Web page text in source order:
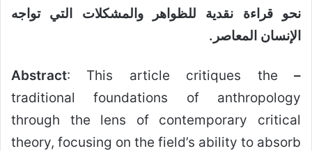
نحو قراءة نقدية للظواهر والمشكلات التي تواجه
الإنسان المعاصر .
–
Abstract: This article critiques the
traditional foundations of anthropology
through the lens of contemporary critical
theory, focusing on the field’s ability to absorb